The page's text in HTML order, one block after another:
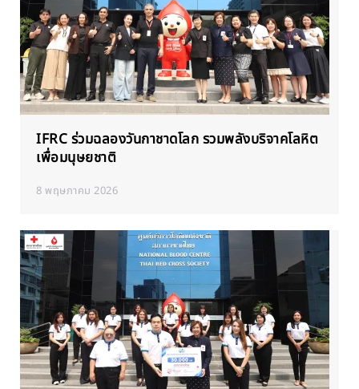
IFRC ร่วมฉลองวันกาชาดโลก รวมพลังบริจาคโลหิต
เพื่อมนุษยชาติ
8 พฤษภาคม 2026